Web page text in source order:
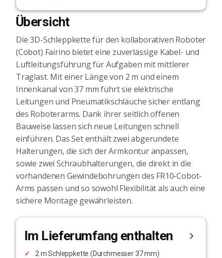
Übersicht
Die 3D-Schleppkette für den kollaborativen Roboter
(Cobot) Fairino bietet eine zuverlässige Kabel- und
Luftleitungsführung für Aufgaben mit mittlerer
Traglast. Mit einer Länge von 2 m und einem
Innenkanal von 37 mm führt sie elektrische
Leitungen und Pneumatikschläuche sicher entlang
des Roboterarms. Dank ihrer seitlich offenen
Bauweise lassen sich neue Leitungen schnell
einführen. Das Set enthält zwei abgerundete
Halterungen, die sich der Armkontur anpassen,
sowie zwei Schraubhalterungen, die direkt in die
vorhandenen Gewindebohrungen des FR10-Cobot-
Arms passen und so sowohl Flexibilität als auch eine
sichere Montage gewährleisten.
Im Lieferumfang enthalten
2 m Schleppkette (Durchmesser 37 mm)